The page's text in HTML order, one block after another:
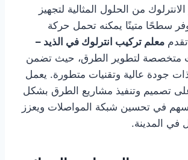
من الحلول المثالية لتجهيز
سطحًا متينًا يمكنه تحمل حركة
تقدم معلم تركيب انترلوك في الذيد –
متخصصة لتطوير الطرق، حيث تضمن
جودة عالية وتقنيات متطورة. يعمل
تصميم وتنفيذ مشاريع الطرق بشكل
في تحسين شبكة المواصلات ويعزز
في المدينة.